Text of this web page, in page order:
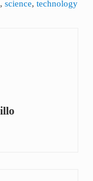
, science, technology